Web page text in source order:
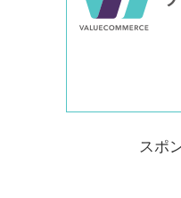
スポ